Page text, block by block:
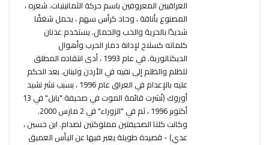
العراقيين المعروفين باسم حركة الثمانينيات. شعره ،
المصنوع بأناقة ، وحاد كرأس سهم ، يحمل شغفًا
شديدًا بالحرية والحب والجمال. يستخدم عدنان
كلماته كسلاح لإدانة دمار الحرب وأهوال
الديكتاتورية. في عام 1993 ، أدى انتقاده المطلق
للظلم والظلم إلى نفيه في الأردن ولبنان. بعد الحكم
عليه بالإعدام في العراق عام 1996 ، بسبب نشر نشيد
أوروك (نُشرت قائمة الموت في صحيفة "بابل" في 13
أكتوبر 1996 ، ثم في "الزوراء" في 2 مارس 2000.
وكانت كلتا الصحيفتين مملوكتين لصدام. ابن حسين ،
عدي) - قصيدة طويلة يعبر فيها عن اليأس العميق